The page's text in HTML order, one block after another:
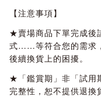
【注意事項】
★賣場商品下單完成後
式……等符合您的需求
後續換貨上的困擾。
★「鑑賞期」非「試用
完整性，恕不提供退換